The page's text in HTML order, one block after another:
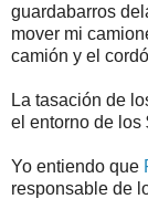
guardabarros
mover mi
camión y el
La tasación de
el entorno de los
Yo entiendo que
responsable de